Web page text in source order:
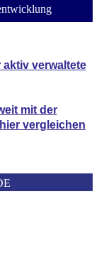
verwaltete
mit der
vergleichen